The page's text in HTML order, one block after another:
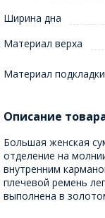
Ширина дна
Материал верха
Материал подкладки
Описание
Большая женская
отделение на
внутренним
плечевой ремень
выполнена в